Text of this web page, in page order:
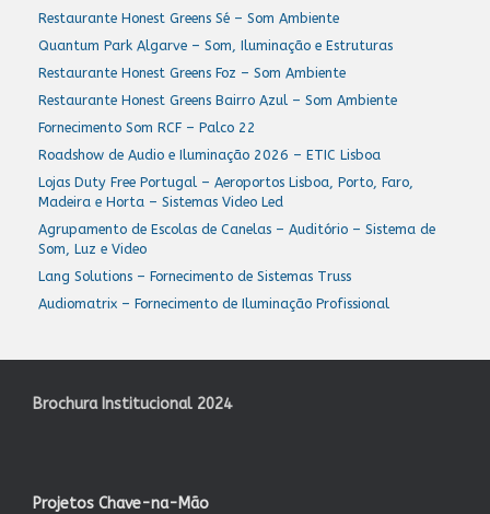
Restaurante Honest Greens Sé – Som Ambiente
Quantum Park Algarve – Som, Iluminação e Estruturas
Restaurante Honest Greens Foz – Som Ambiente
Restaurante Honest Greens Bairro Azul – Som Ambiente
Fornecimento Som RCF – Palco 22
Roadshow de Audio e Iluminação 2026 – ETIC Lisboa
Lojas Duty Free Portugal – Aeroportos Lisboa, Porto, Faro,
Madeira e Horta – Sistemas Video Led
Agrupamento de Escolas de Canelas – Auditório – Sistema de
Som, Luz e Video
Lang Solutions – Fornecimento de Sistemas Truss
Audiomatrix – Fornecimento de Iluminação Profissional
Brochura Institucional 2024
Projetos Chave-na-Mão